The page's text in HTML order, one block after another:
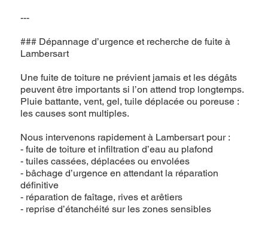
---
### Dépannage d’urgence et recherche de fuite à
Lambersart
Une fuite de toiture ne prévient jamais et les dégâts
peuvent être importants si l’on attend trop longtemps.
Pluie battante, vent, gel, tuile déplacée ou poreuse :
les causes sont multiples.
Nous intervenons rapidement à Lambersart pour :
- fuite de toiture et infiltration d’eau au plafond
- tuiles cassées, déplacées ou envolées
- bâchage d’urgence en attendant la réparation
définitive
- réparation de faîtage, rives et arêtiers
- reprise d’étanchéité sur les zones sensibles